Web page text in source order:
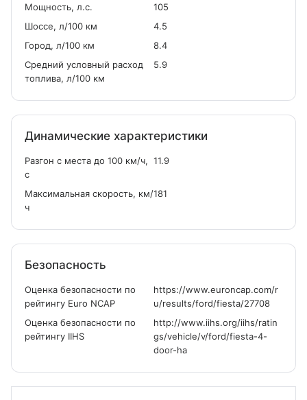
Мощность, л.с.
105
Шоссе, л/100 км
4.5
Город, л/100 км
8.4
Средний условный расход
топлива, л/100 км
5.9
Динамические характеристики
Разгон с места до 100 км/ч,
с
11.9
Максимальная скорость, км/
ч
181
Безопасность
Оценка безопасности по
рейтингу Euro NCAP
https://www.euroncap.com/r
u/results/ford/fiesta/27708
Оценка безопасности по
рейтингу IIHS
http://www.iihs.org/iihs/ratin
gs/vehicle/v/ford/fiesta-4-
door-ha